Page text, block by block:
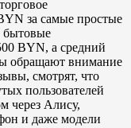
за самые простые
бытовые
BYN, а средний
обращают внимание
смотрят, что
пользователей
через Алису,
и даже модели